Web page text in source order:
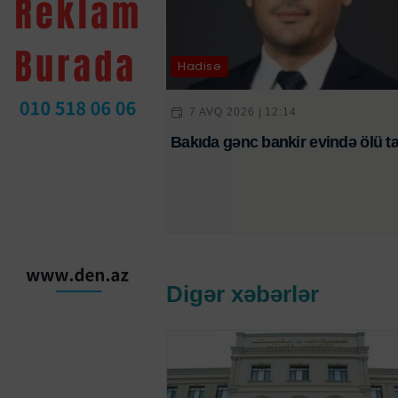
Hadisə
7 AVQ 2026 | 12:14
Bakıda gənc bankir evində ölü
Digər xəbərlər